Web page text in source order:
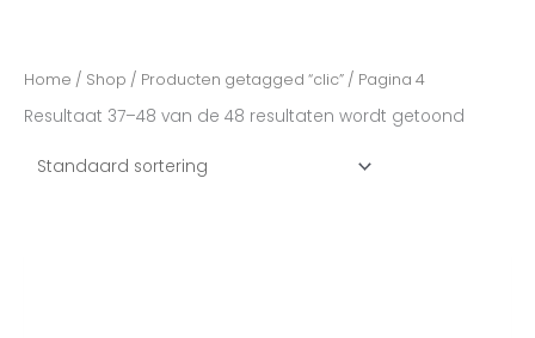
Home / Shop / Producten getagged “clic” / Pagina 4
Resultaat 37–48 van de 48 resultaten wordt getoond